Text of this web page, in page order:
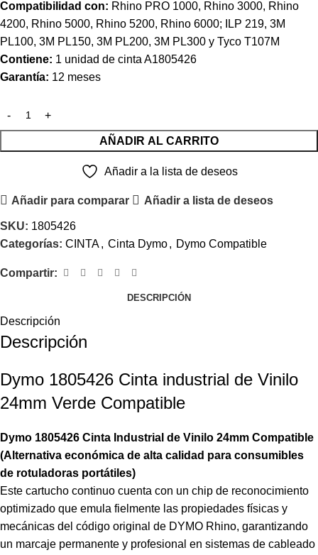
Compatibilidad con: Rhino PRO 1000, Rhino 3000, Rhino
4200, Rhino 5000, Rhino 5200, Rhino 6000; ILP 219, 3M
PL100, 3M PL150, 3M PL200, 3M PL300 y Tyco T107M
Contiene: 1 unidad de cinta A1805426
Garantía: 12 meses
AÑADIR AL CARRITO
Añadir a la lista de deseos
Añadir para comparar Añadir a lista de deseos
SKU: 1805426
Categorías: CINTA, Cinta Dymo, Dymo Compatible
Compartir:
DESCRIPCIÓN
Descripción
Descripción
Dymo 1805426 Cinta industrial de Vinilo
24mm Verde Compatible
Dymo 1805426 Cinta Industrial de Vinilo 24mm Compatible
(Alternativa económica de alta calidad para consumibles
de rotuladoras portátiles)
Este cartucho continuo cuenta con un chip de reconocimiento
optimizado que emula fielmente las propiedades físicas y
mecánicas del código original de DYMO Rhino, garantizando
un marcaje permanente y profesional en sistemas de cableado